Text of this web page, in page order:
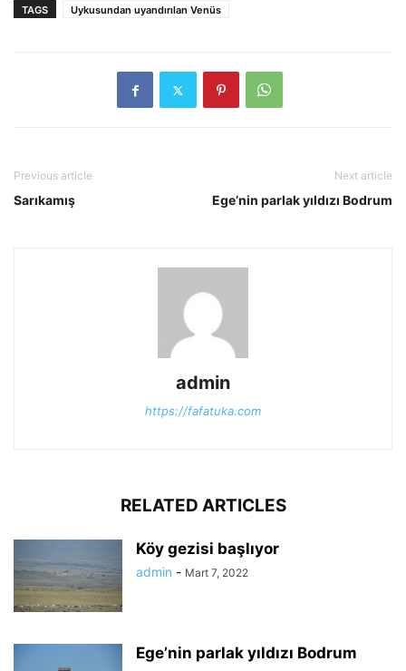
TAGS Uykusundan uyandırılan Venüs
Previous article
Sarıkamış
Next article
Ege’nin parlak yıldızı Bodrum
admin
https://fafatuka.com
RELATED ARTICLES
Köy gezisi başlıyor
admin - Mart 7, 2022
Ege’nin parlak yıldızı Bodrum